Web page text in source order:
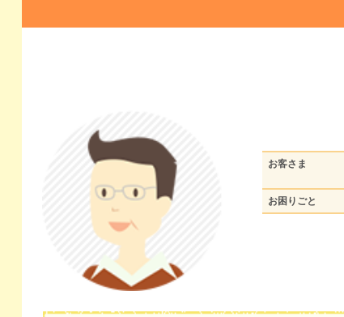
お客さま
お困りごと